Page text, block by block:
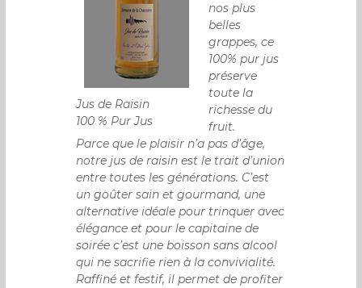
Jus de Raisin
100 % Pur Jus
nos plus
belles
grappes, ce
100% pur jus
préserve
toute la
richesse du
fruit.
Parce que le plaisir n’a pas d’âge,
notre jus de raisin est le trait d’union
entre toutes les générations. C’est
un goûter sain et gourmand, une
alternative idéale pour trinquer avec
élégance et pour le capitaine de
soirée c’est une boisson sans alcool
qui ne sacrifie rien à la convivialité.
Raffiné et festif, il permet de profiter